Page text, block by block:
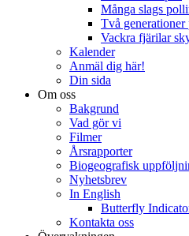
Många slags
Två
Vackra fjärilar
Kalender
Anmäl dig här!
Din sida
Om oss
Bakgrund
Vad gör vi
Filmer
Årsrapporter
Biogeografisk
Nyhetsbrev
In English
Butterfly
Kontakta oss